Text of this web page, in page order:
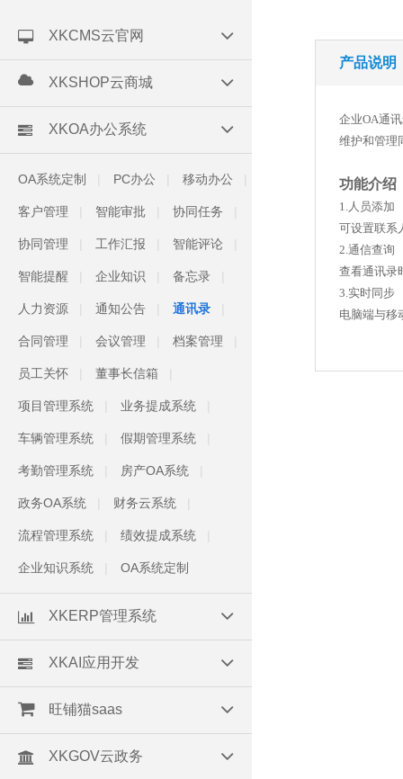
XKCMS云官网
XKSHOP云商城
XKOA办公系统
OA系统定制 PC办公 移动办公
客户管理 智能审批 协同任务
协同管理 工作汇报 智能评论
智能提醒 企业知识 备忘录
人力资源 通知公告 通讯录
合同管理 会议管理 档案管理
员工关怀 董事长信箱
项目管理系统 业务提成系统
车辆管理系统 假期管理系统
考勤管理系统 房产OA系统
政务OA系统 财务云系统
流程管理系统 绩效提成系统
企业知识系统 OA系统定制
XKERP管理系统
XKAI应用开发
旺铺猫saas
XKGOV云政务
产品说明
企业OA通
维护和管理
功能介绍
1.人员添加
可设置联系
2.通信查询
查看通讯录
3.实时同
电脑端与移